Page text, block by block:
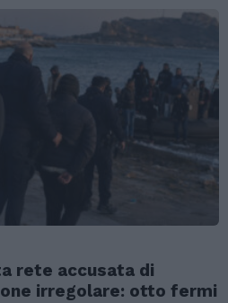
rete accusata di
irregolare: otto fermi